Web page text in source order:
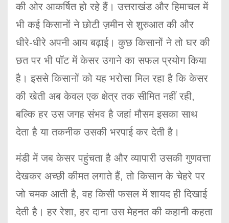
की ओर आकर्षित हो रहे हैं। उत्तराखंड और हिमाचल में
भी कई किसानों ने छोटी ज़मीन से शुरुआत की और
धीरे-धीरे अपनी आय बढ़ाई। कुछ किसानों ने तो घर की
छत पर भी पॉट में केसर उगाने का सफल प्रयोग किया
है। इससे किसानों को यह भरोसा मिल रहा है कि केसर
की खेती अब केवल एक क्षेत्र तक सीमित नहीं रही,
बल्कि हर उस जगह संभव है जहां मौसम इसका साथ
देता है या तकनीक उसकी भरपाई कर देती है।
मंडी में जब केसर पहुंचता है और व्यापारी उसकी गुणवत्ता
देखकर अच्छी कीमत लगाते हैं, तो किसान के चेहरे पर
जो चमक आती है, वह किसी फसल में शायद ही दिखाई
देती है। हर रेशा, हर दाना उस मेहनत की कहानी कहता